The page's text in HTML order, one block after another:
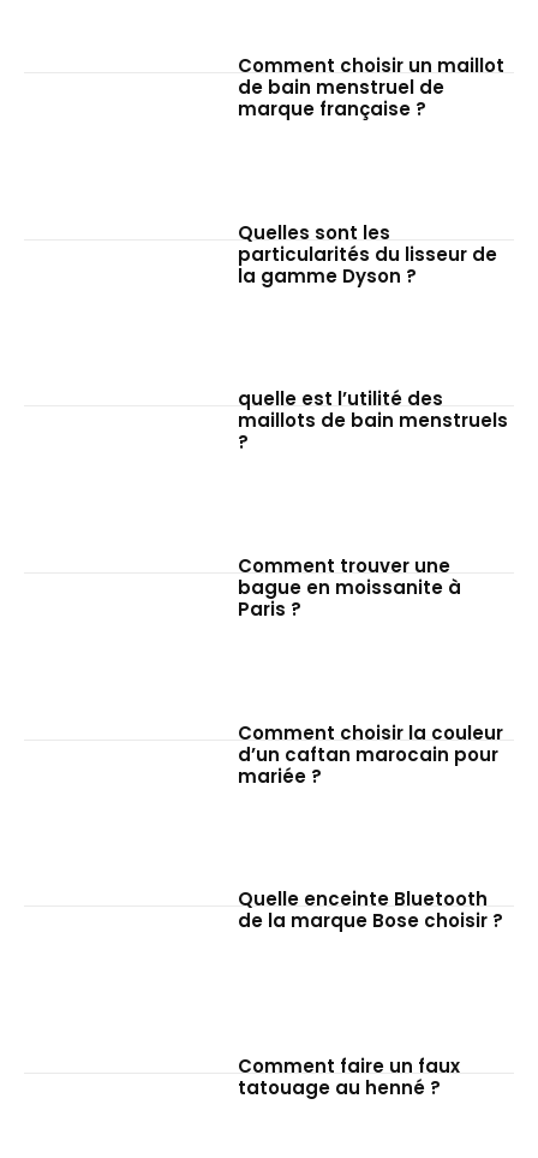
Comment choisir un maillot
de bain menstruel de
marque française ?
Quelles sont les
particularités du lisseur de
la gamme Dyson ?
quelle est l’utilité des
maillots de bain menstruels
?
Comment trouver une
bague en moissanite à
Paris ?
Comment choisir la couleur
d’un caftan marocain pour
mariée ?
Quelle enceinte Bluetooth
de la marque Bose choisir ?
Comment faire un faux
tatouage au henné ?